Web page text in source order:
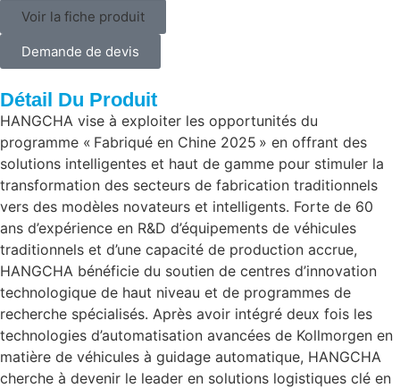
Voir la fiche produit
Demande de devis
Détail Du Produit
HANGCHA vise à exploiter les opportunités du
programme « Fabriqué en Chine 2025 » en offrant des
solutions intelligentes et haut de gamme pour stimuler la
transformation des secteurs de fabrication traditionnels
vers des modèles novateurs et intelligents. Forte de 60
ans d’expérience en R&D d’équipements de véhicules
traditionnels et d’une capacité de production accrue,
HANGCHA bénéficie du soutien de centres d’innovation
technologique de haut niveau et de programmes de
recherche spécialisés. Après avoir intégré deux fois les
technologies d’automatisation avancées de Kollmorgen en
matière de véhicules à guidage automatique, HANGCHA
cherche à devenir le leader en solutions logistiques clé en